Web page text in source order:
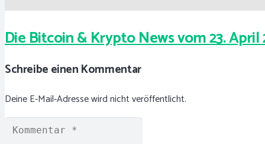
Die Bitcoin & Krypto News vom 23. April
Schreibe einen Kommentar
Deine E-Mail-Adresse wird nicht veröffentlicht.